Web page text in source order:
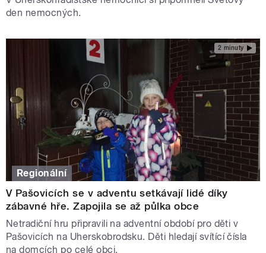
den nemocných.
2 minuty
Regionální
V Pašovicích se v adventu setkávají lidé díky
zábavné hře. Zapojila se až půlka obce
Netradiční hru připravili na adventní období pro děti v
Pašovicích na Uherskobrodsku. Děti hledají svítící čísla
na domcích po celé obci.